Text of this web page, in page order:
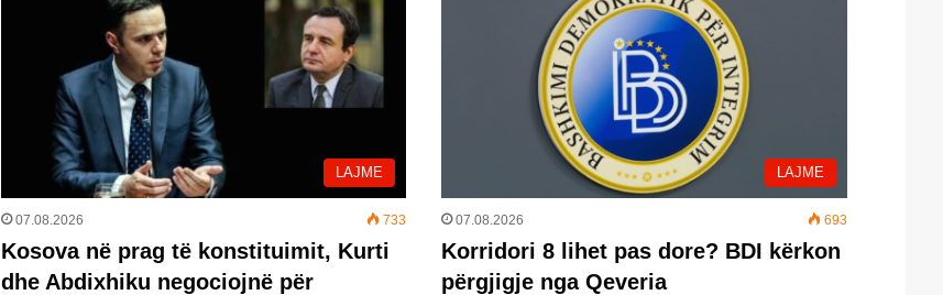
LAJME
07.08.2026 733
Kosova në prag të konstituimit, Kurti
dhe Abdixhiku negociojnë për
LAJME
07.08.2026 693
Korridori 8 lihet pas dore? BDI kërkon
përgjigje nga Qeveria